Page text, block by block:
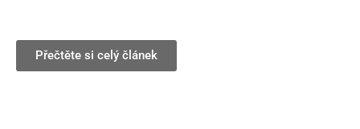
Přečtěte si celý článek